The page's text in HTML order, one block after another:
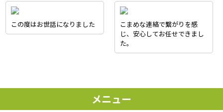
この度はお世話になりました
こまめな連絡で繋がりを感
じ、安心してお任せできまし
た。
メニュー